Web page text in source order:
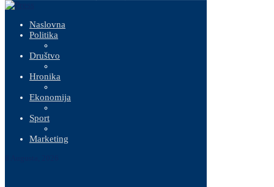
Naslovna
Politika
Društvo
Hronika
Ekonomija
Sport
Marketing